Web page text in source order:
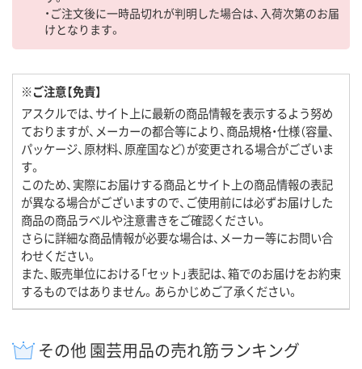
・ご注文後に一時品切れが判明した場合は、入荷次第のお届
けとなります。
※ご注意【免責】
アスクルでは、サイト上に最新の商品情報を表示するよう努め
ておりますが、メーカーの都合等により、商品規格・仕様（容量、
パッケージ、原材料、原産国など）が変更される場合がございま
す。
このため、実際にお届けする商品とサイト上の商品情報の表記
が異なる場合がございますので、ご使用前には必ずお届けした
商品の商品ラベルや注意書きをご確認ください。
さらに詳細な商品情報が必要な場合は、メーカー等にお問い合
わせください。
また、販売単位における「セット」表記は、箱でのお届けをお約束
するものではありません。あらかじめご了承ください。
その他 園芸用品の売れ筋ランキング